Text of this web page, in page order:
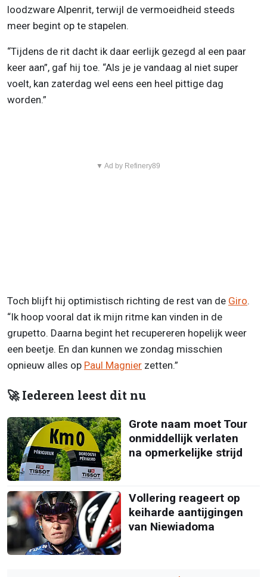
loodzware Alpenrit, terwijl de vermoeidheid steeds
meer begint op te stapelen.
“Tijdens de rit dacht ik daar eerlijk gezegd al een paar
keer aan”, gaf hij toe. “Als je je vandaag al niet super
voelt, kan zaterdag wel eens een heel pittige dag
worden.”
▼ Ad by Refinery89
Toch blijft hij optimistisch richting de rest van de Giro.
“Ik hoop vooral dat ik mijn ritme kan vinden in de
grupetto. Daarna begint het recupereren hopelijk weer
een beetje. En dan kunnen we zondag misschien
opnieuw alles op Paul Magnier zetten.”
🚀 Iedereen leest dit nu
Grote naam moet Tour
onmiddellijk verlaten
na opmerkelijke strijd
Vollering reageert op
keiharde aantijgingen
van Niewiadoma